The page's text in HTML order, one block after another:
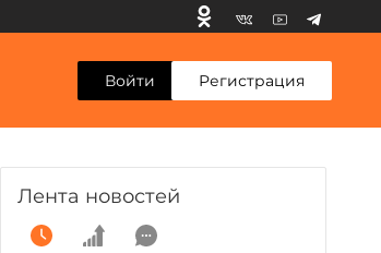
Войти Регистрация
Лента новостей